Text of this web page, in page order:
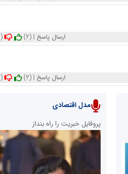
(2)
(1) ارسال پاسخ |
(2)
(1) ارسال پاسخ |
مدل اقتصادی
پروفایل خبریت را راه بنداز